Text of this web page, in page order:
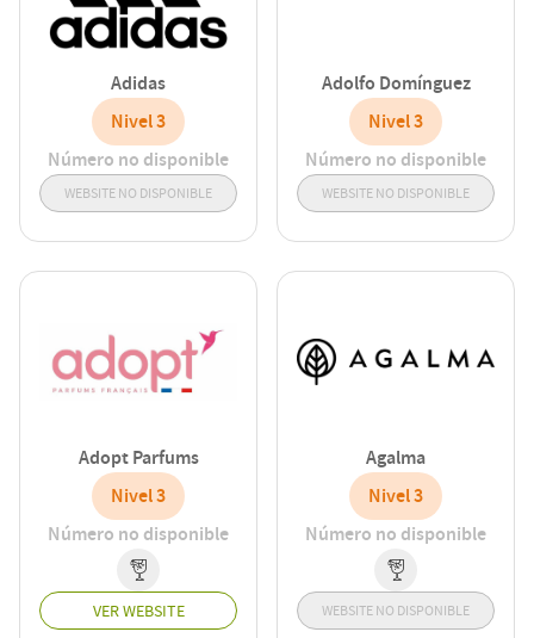
Adidas
Nivel 3
Número no disponible
WEBSITE NO DISPONIBLE
Adolfo Domínguez
Nivel 3
Número no disponible
WEBSITE NO DISPONIBLE
Adopt Parfums
Nivel 3
Número no disponible
VER WEBSITE
Agalma
Nivel 3
Número no disponible
WEBSITE NO DISPONIBLE